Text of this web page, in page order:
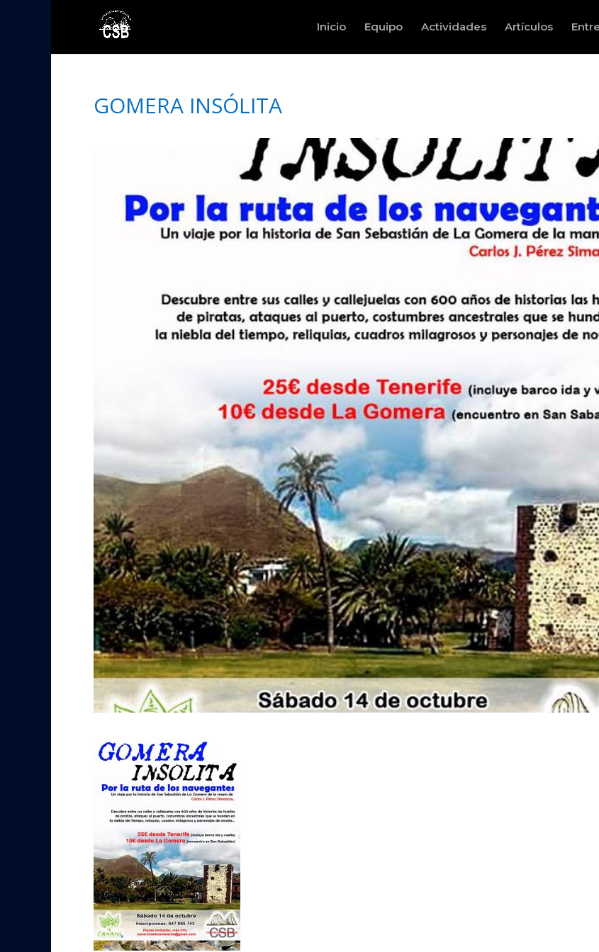
Inicio Equipo Actividades Artículos
GOMERA INSÓLITA